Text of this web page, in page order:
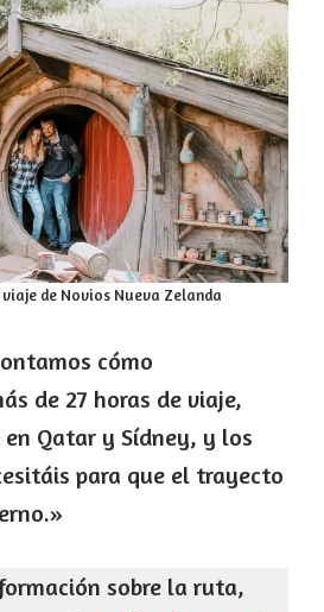
de Novios Nueva Zelanda
cómo
de 27 horas de viaje,
Qatar y Sídney, y los
para que el trayecto
sobre la ruta,